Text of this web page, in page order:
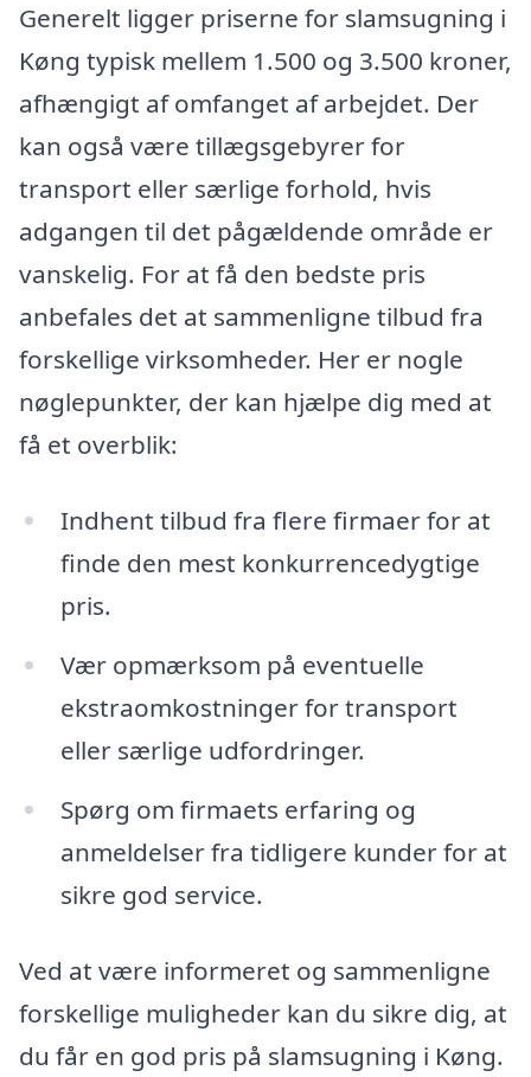
Generelt ligger priserne for slamsugning i
Køng typisk mellem 1.500 og 3.500 kroner,
afhængigt af omfanget af arbejdet. Der
kan også være tillægsgebyrer for
transport eller særlige forhold, hvis
adgangen til det pågældende område er
vanskelig. For at få den bedste pris
anbefales det at sammenligne tilbud fra
forskellige virksomheder. Her er nogle
nøglepunkter, der kan hjælpe dig med at
få et overblik:
Indhent tilbud fra flere firmaer for at
finde den mest konkurrencedygtige
pris.
Vær opmærksom på eventuelle
ekstraomkostninger for transport
eller særlige udfordringer.
Spørg om firmaets erfaring og
anmeldelser fra tidligere kunder for at
sikre god service.
Ved at være informeret og sammenligne
forskellige muligheder kan du sikre dig, at
du får en god pris på slamsugning i Køng.